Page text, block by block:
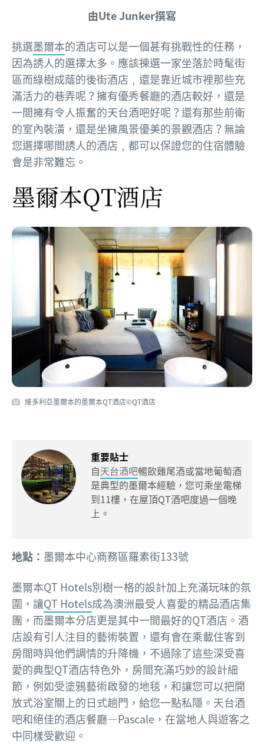
由Ute Junker撰寫
挑選墨爾本的酒店可以是一個甚有挑戰性的任務，
因為誘人的選擇太多。應該揀選一家坐落於時髦街
區而綠樹成蔭的後街酒店﹐還是靠近城市裡那些充
滿活力的巷弄呢？擁有優秀餐廳的酒店較好，還是
一間擁有令人振奮的天台酒吧好呢？還有那些前衛
的室內裝潢，還是坐擁風景優美的景觀酒店？無論
您選擇哪間誘人的酒店﹐都可以保證您的住宿體驗
會是非常難忘。
墨爾本QT酒店
維多利亞墨爾本的墨爾本QT酒店©QT酒店
重要貼士
自天台酒吧暢飲雞尾酒或當地葡萄酒
是典型的墨爾本經驗，您可乘坐電梯
到11樓，在屋頂QT酒吧度過一個晚
上。
地點： 墨爾本中心商務區羅素街133號
墨爾本QT Hotels別樹一格的設計加上充滿玩味的氛
圍，讓QT Hotels成為澳洲最受人喜愛的精品酒店集
團，而墨爾本分店更是其中一間最好的QT酒店。酒
店設有引人注目的藝術裝置，還有會在乘載住客到
房間時與他們調情的升降機，不過除了這些深受喜
愛的典型QT酒店特色外，房間充滿巧妙的設計細
節，例如受塗鴉藝術啟發的地毯，和讓您可以把開
放式浴室關上的日式趟門，給您一點私隱。天台酒
吧和絕佳的酒店餐廳—Pascale，在當地人與遊客之
中同樣受歡迎。